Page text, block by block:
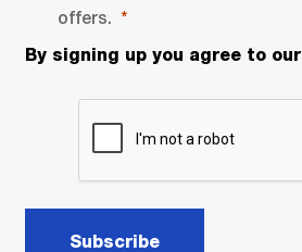
offers.
By signing up you agree to our
Subscribe